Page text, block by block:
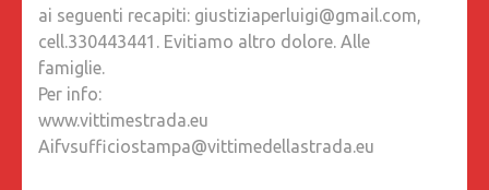
ai seguenti recapiti: giustiziaperluigi@gmail.com,
cell.330443441. Evitiamo altro dolore. Alle
famiglie.
Per info:
www.vittimestrada.eu
Aifvsufficiostampa@vittimedellastrada.eu